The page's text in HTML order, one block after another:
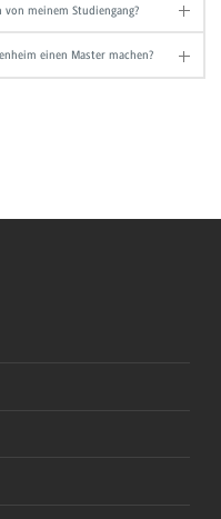
meinem Studiengang?
einen Master machen?